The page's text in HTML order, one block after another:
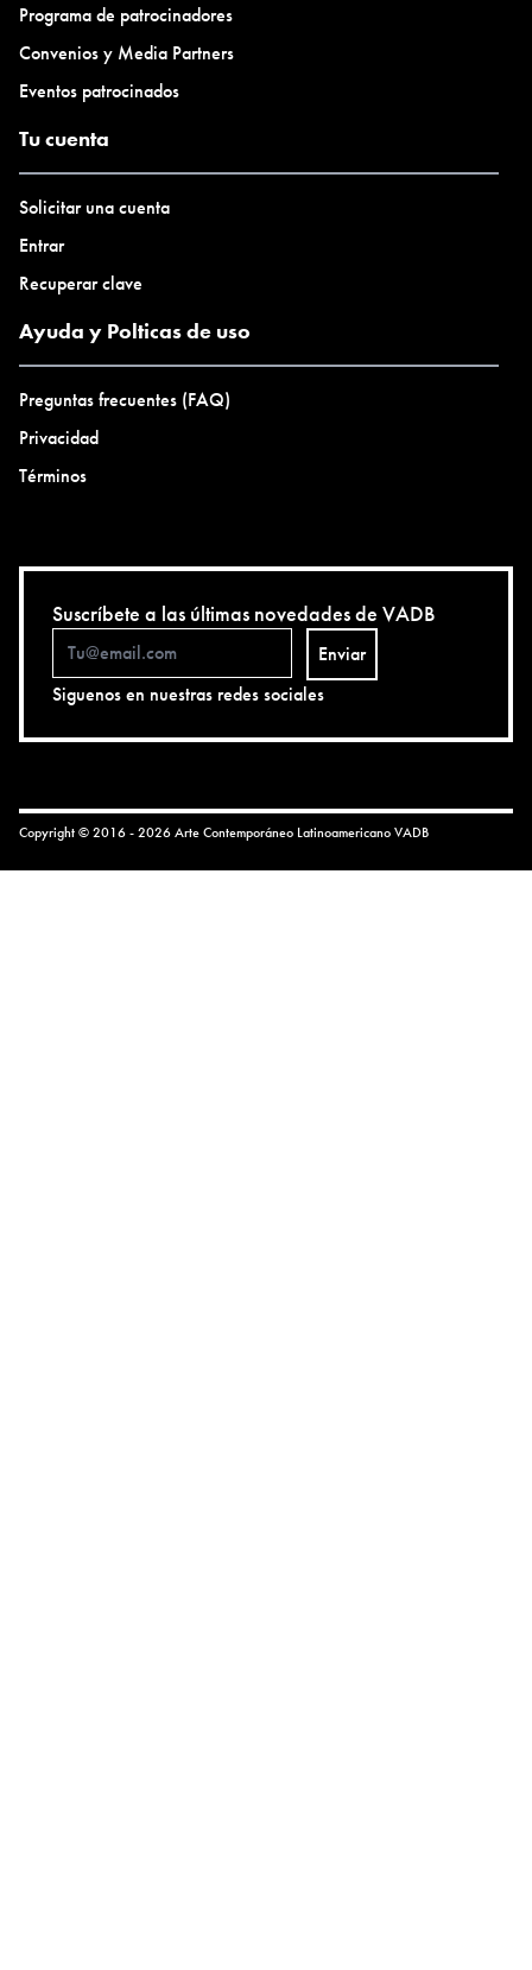
Programa de patrocinadores
Convenios y Media Partners
Eventos patrocinados
Tu cuenta
Solicitar una cuenta
Entrar
Recuperar clave
Ayuda y Polticas de uso
Preguntas frecuentes (FAQ)
Privacidad
Términos
Suscríbete a las últimas novedades de VADB
Enviar
Siguenos en nuestras redes sociales
Copyright © 2016 - 2026 Arte Contemporáneo LatinoamericanoVADB